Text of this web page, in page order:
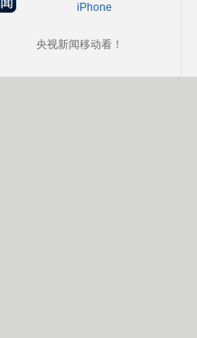
iPhone
央视新闻移动看！